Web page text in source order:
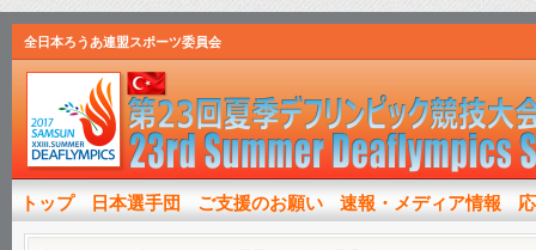
全日本ろうあ連盟スポーツ委員会
トップ 日本選手団 ご支援のお願い 速報・メディア情報